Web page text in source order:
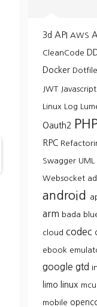
3d API AWS
CleanCode
Docker
JWT Javascript
Linux Log
Oauth2
RPC
Swagger UML
Websocket
android
arm bada
cloud codec
ebook
google gtd
limo linux mcu
mobile